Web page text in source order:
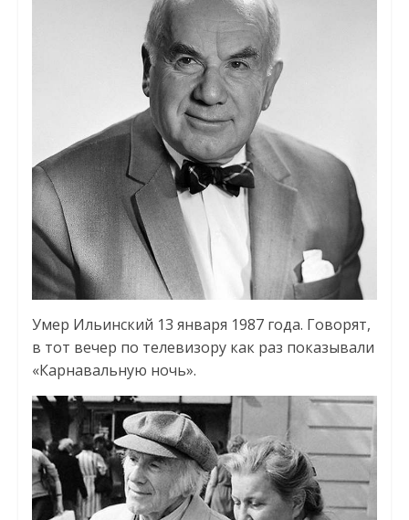
Умер Ильинский 13 января 1987 года. Говорят,
в тот вечер по телевизору как раз показывали
«Карнавальную ночь».